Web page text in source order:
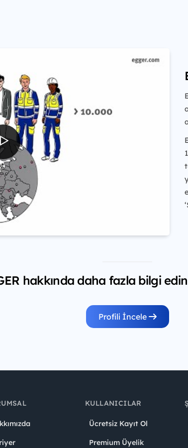
hakkında daha fazla bilgi
Profili İncele
KULLANICILAR
Ücretsiz Kayıt Ol
Premium Üyelik